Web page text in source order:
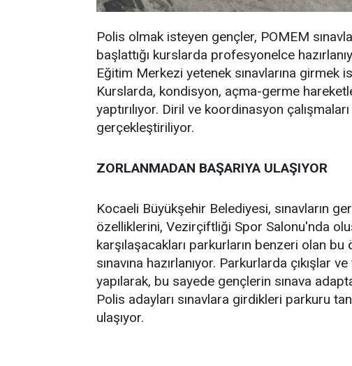
Polis olmak isteyen gençler, POMEM
başlattığı kurslarda profesyonelce
Eğitim Merkezi yetenek sınavlarına girmek
Kurslarda, kondisyon, açma-germe
yaptırılıyor. Diril ve koordinasyon
gerçekleştiriliyor.
ZORLANMADAN BAŞARIYA ULAŞIYOR
Kocaeli Büyükşehir Belediyesi, sınavların
özelliklerini, Vezirçiftliği Spor Salonu'nda
karşılaşacakları parkurların benzeri olan
sınavına hazırlanıyor. Parkurlarda
yapılarak, bu sayede gençlerin sınava
Polis adayları sınavlara girdikleri parkuru
ulaşıyor.